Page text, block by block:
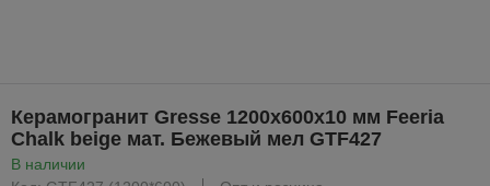
Керамогранит Gresse 1200х600х10 мм Feeria
Chalk beige мат. Бежевый мел GTF427
В наличии